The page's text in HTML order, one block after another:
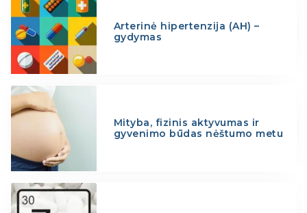
Arterinė hipertenzija (AH) –
gydymas
Mityba, fizinis aktyvumas ir
gyvenimo būdas nėštumo metu